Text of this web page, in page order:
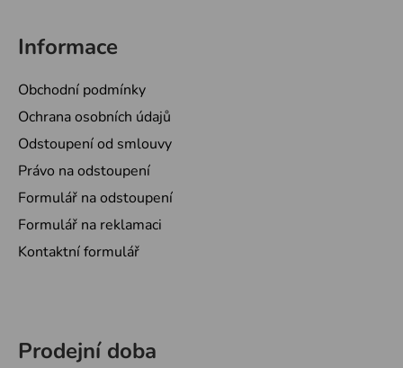
Informace
Obchodní podmínky
Ochrana osobních údajů
Odstoupení od smlouvy
Právo na odstoupení
Formulář na odstoupení
Formulář na reklamaci
Kontaktní formulář
Prodejní doba